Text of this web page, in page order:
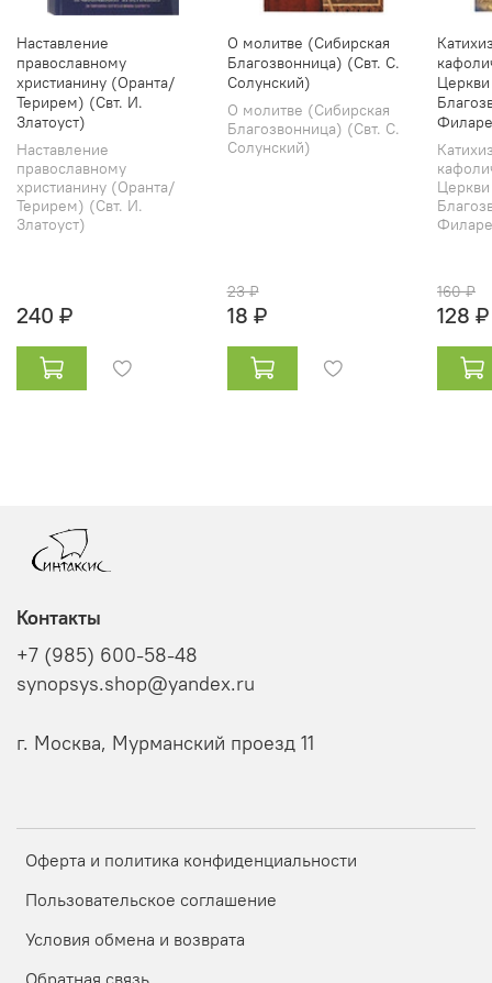
Наставление
православному
христианину (Оранта/
Терирем) (Свт. И.
Златоуст)
Наставление
православному
христианину (Оранта/
Терирем) (Свт. И.
Златоуст)
240 ₽
О молитве (Сибирская
Благозвонница) (Свт. С.
Солунский)
О молитве (Сибирская
Благозвонница) (Свт. С.
Солунский)
23 ₽
18 ₽
160 ₽
128 ₽
Оферта и политика конфиденциальности
Пользовательское соглашение
Условия обмена и возврата
Обратная связь
Контакты
+7 (985) 600-58-48
synopsys.shop@yandex.ru
г. Москва, Мурманский проезд 11